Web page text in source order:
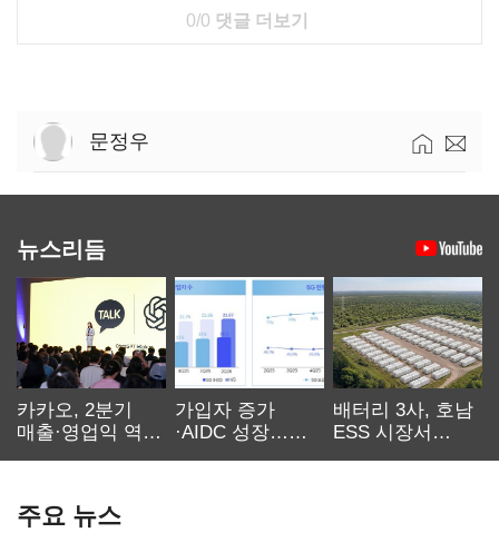
0/0 댓글 더보기
문정우
뉴스리듬
카카오, 2분기
매출·영업익 역대
가입자 증가
·AIDC 성장…
배터리 3사, 호남
ESS 시장서
주요 뉴스